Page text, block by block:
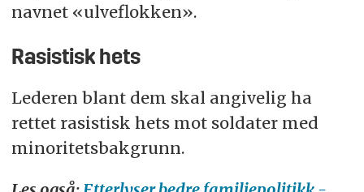
navnet «ulveflokken».
Rasistisk hets
Lederen blant dem skal angivelig ha
rettet rasistisk hets mot soldater med
minoritetsbakgrunn.